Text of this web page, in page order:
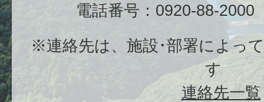
電話番号：0920-88-2000
※連絡先は、施設･部署によっ
す
連絡先一覧